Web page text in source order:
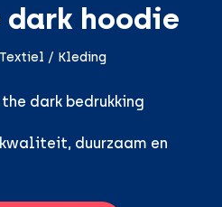
hoodie
/ Kleding
dark bedrukking
duurzaam en